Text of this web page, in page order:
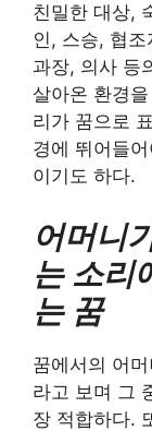
친밀한 대상,
인, 스승, 협
과장, 의사 등
살아온 환경
리가 꿈으로
경에 뛰어들
이기도 하다.
어머니
는 소리
는 꿈
꿈에서의 어
라고 보며 그
장 적합하다.